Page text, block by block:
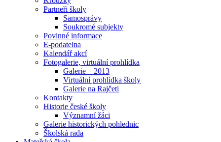
Partneři školy
Samosprávy
Soukromé subjekty
Povinné informace
E-podatelna
Kalendář akcí
Fotogalerie, virtuální prohlídka
Galerie – 2013
Virtuální prohlídka školy
Galerie na Rajčeti
Kontakty
Historie české školy
Významní žáci
Galerie historických pohlednic
Školská rada